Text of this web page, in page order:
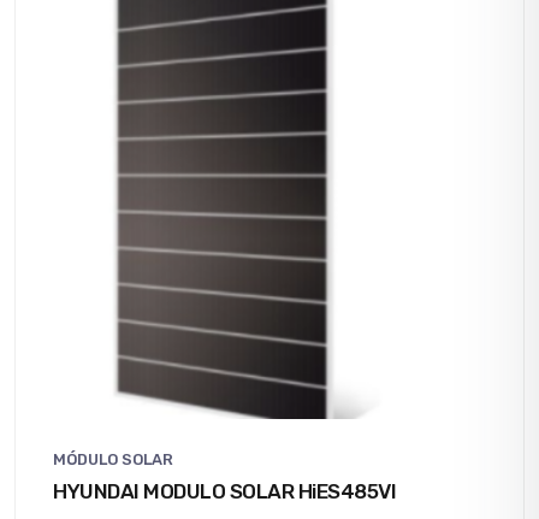
MÓDULO SOLAR
HYUNDAI MODULO SOLAR HiES485VI